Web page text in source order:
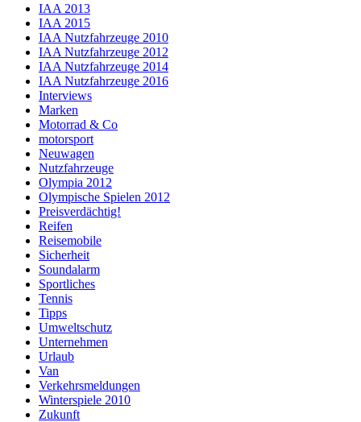
IAA 2013
IAA 2015
IAA Nutzfahrzeuge 2010
IAA Nutzfahrzeuge 2012
IAA Nutzfahrzeuge 2014
IAA Nutzfahrzeuge 2016
Interviews
Marken
Motorrad & Co
motorsport
Neuwagen
Nutzfahrzeuge
Olympia 2012
Olympische Spielen 2012
Preisverdächtig!
Reifen
Reisemobile
Sicherheit
Soundalarm
Sportliches
Tennis
Tipps
Umweltschutz
Unternehmen
Urlaub
Van
Verkehrsmeldungen
Winterspiele 2010
Zukunft